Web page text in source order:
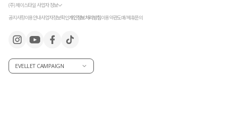
(주) 제이스타일 사업자 정보
공지사항이용안내사업자정보확인개인정보처리방침이용약관도매/제휴문의
EVELLET CAMPAIGN